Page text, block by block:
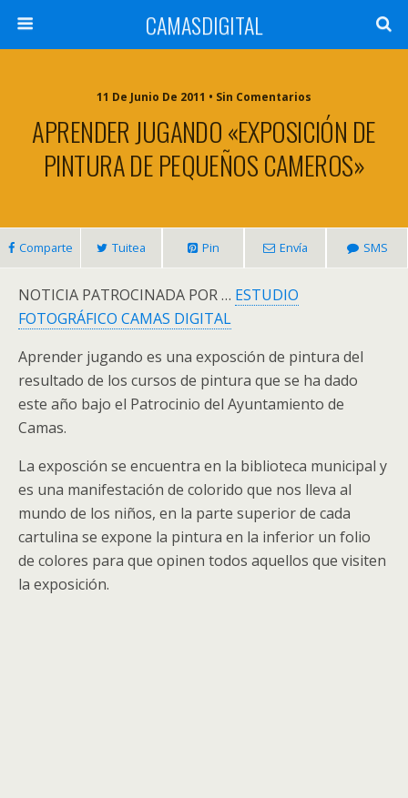
CAMASDIGITAL
11 De Junio De 2011 • Sin Comentarios
APRENDER JUGANDO «EXPOSICIÓN DE
PINTURA DE PEQUEÑOS CAMEROS»
Comparte Tuitea Pin Envía SMS
NOTICIA PATROCINADA POR … ESTUDIO
FOTOGRÁFICO CAMAS DIGITAL
Aprender jugando es una exposción de pintura del
resultado de los cursos de pintura que se ha dado
este año bajo el Patrocinio del Ayuntamiento de
Camas.
La exposción se encuentra en la biblioteca municipal y
es una manifestación de colorido que nos lleva al
mundo de los niños, en la parte superior de cada
cartulina se expone la pintura en la inferior un folio
de colores para que opinen todos aquellos que visiten
la exposición.